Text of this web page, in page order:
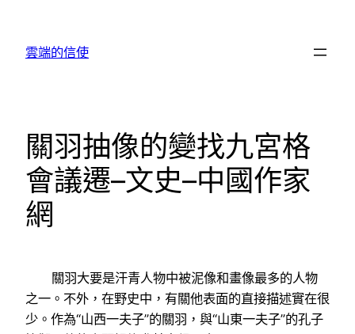
雲端的信使
關羽抽像的變找九宮格
會議遷–文史–中國作家
網
關羽大要是汗青人物中被泥像和畫像最多的人物
之一。不外，在野史中，有關他表面的直接描述實在很
少。作為“山西一夫子”的關羽，與“山東一夫子”的孔子